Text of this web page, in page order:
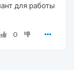
для работы
0